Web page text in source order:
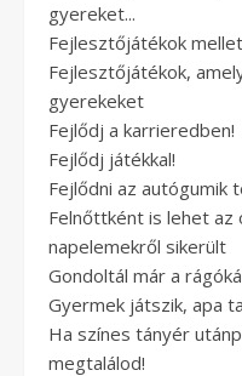
gyereket...
Fejlesztőjátékok
Fejlesztőjátékok,
gyerekeket
Fejlődj a karrieredben!
Fejlődj játékkal!
Fejlődni az autógumik
Felnőttként is lehet az
napelemekről sikerült
Gondoltál már a
Gyermek játszik, apa
Ha színes tányér
megtalálod!